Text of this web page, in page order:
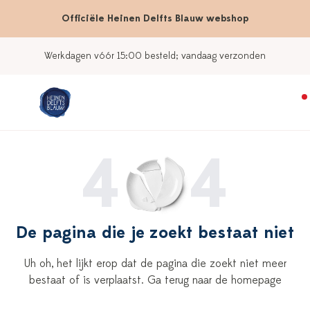
Officiële Heinen Delfts Blauw webshop
Werkdagen vóór 15:00 besteld; vandaag verzonden
De pagina die je zoekt bestaat niet
Uh oh, het lijkt erop dat de pagina die zoekt niet meer
bestaat of is verplaatst. Ga terug naar de homepage